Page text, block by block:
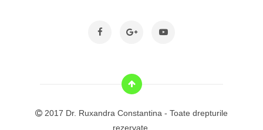
2017 Dr. Ruxandra Constantina - Toate drepturile
rezervate.